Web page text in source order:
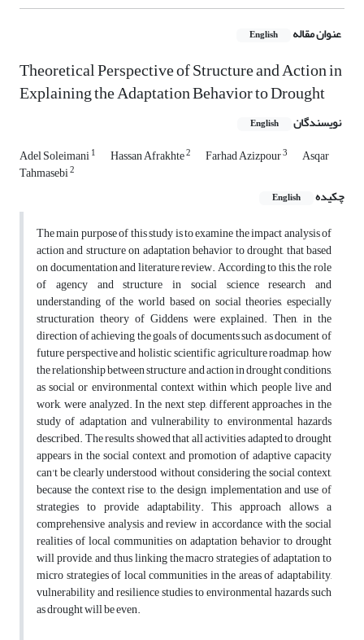
عنوان مقاله English
Theoretical Perspective of Structure and Action in
Explaining the Adaptation Behavior to Drought
نویسندگان English
Adel Soleimani1 Hassan Afrakhte2 Farhad Azizpour3 Asqar
Tahmasebi2
چکیده English
The main purpose of this study is to examine the impact analysis of
action and structure on adaptation behavior to drought, that based
on documentation and literature review. According to this, the role
of agency and structure in social science research and
understanding of the world based on social theories, especially
structuration theory of Giddens were explained. Then, in the
direction of achieving the goals of documents such as document of
future perspective and holistic scientific agriculture roadmap, how
the relationship between structure and action in drought conditions,
as social or environmental context within which people live and
work, were analyzed. In the next step, different approaches in the
study of adaptation and vulnerability to environmental hazards
described. The results showed that all activities adapted to drought
appears in the social context, and promotion of adaptive capacity
can't be clearly understood without considering the social context,
because the context rise to, the design, implementation and use of
strategies to provide adaptability. This approach allows a
comprehensive analysis and review in accordance with the social
realities of local communities on adaptation behavior to drought
will provide, and thus linking the macro strategies of adaptation to
micro strategies of local communities in the areas of adaptability,
vulnerability and resilience studies to environmental hazards such
as drought will be even.